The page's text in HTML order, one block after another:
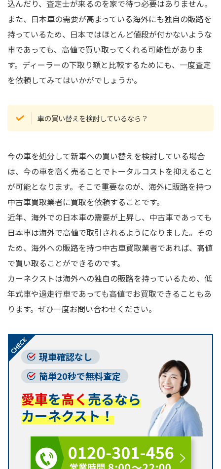
込んだり、査定士が来るのを家で待つ必要はありません。
また、日本車の需要が高まっている海外にも独自の販路を
持っているため、日本ではほとんど値段が付かないような
車であっても、高値で買い取ってくれる可能性がありま
す。ディーラーの下取り額と比較するためにも、一度査定
を依頼してみてはいかがでしょうか。
車の買い替えを検討しているなら？
今の車を処分して新車への買い替えを検討している場合
は、今の車を高く売ることでトータルコストを抑えること
が可能となります。そこで重要なのが、海外に販路を持つ
中古車買取業者に買取を依頼することです。
近年、海外での日本車の需要が上昇し、中古車であっても
日本車は海外で高値で取引されるようになりました。その
ため、海外への販路を持つ中古車買取業者であれば、高値
で買い取ることができるのです。
カーネクストは海外への独自の販路を持っているため、低
年式車や過走行車であっても高値でお買取できることもあ
ります。ぜひ一度お問い合わせください。
現車確認なし
簡単20秒で無料査定
愛車を高く売るなら
カーネクスト！